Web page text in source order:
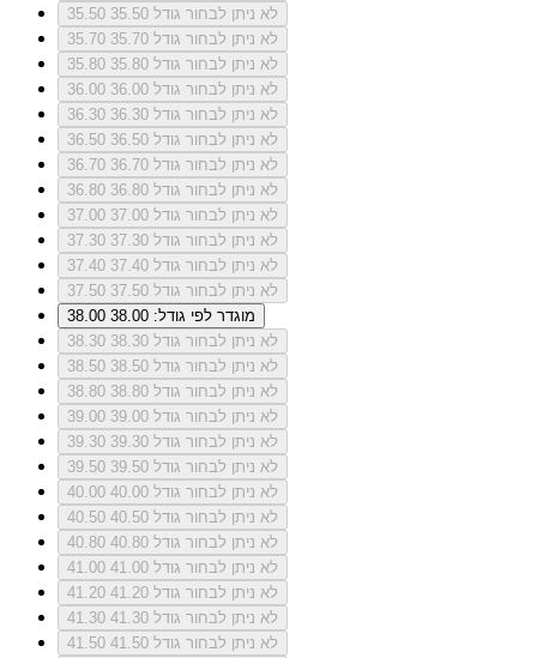
35.50
לא ניתן לבחור גודל 35.50
35.70
לא ניתן לבחור גודל 35.70
35.80
לא ניתן לבחור גודל 35.80
36.00
לא ניתן לבחור גודל 36.00
36.30
לא ניתן לבחור גודל 36.30
36.50
לא ניתן לבחור גודל 36.50
36.70
לא ניתן לבחור גודל 36.70
36.80
לא ניתן לבחור גודל 36.80
37.00
לא ניתן לבחור גודל 37.00
37.30
לא ניתן לבחור גודל 37.30
37.40
לא ניתן לבחור גודל 37.40
37.50
לא ניתן לבחור גודל 37.50
38.00
מוגדר לפי גודל: 38.00
38.30
לא ניתן לבחור גודל 38.30
38.50
לא ניתן לבחור גודל 38.50
38.80
לא ניתן לבחור גודל 38.80
39.00
לא ניתן לבחור גודל 39.00
39.30
לא ניתן לבחור גודל 39.30
39.50
לא ניתן לבחור גודל 39.50
40.00
לא ניתן לבחור גודל 40.00
40.50
לא ניתן לבחור גודל 40.50
40.80
לא ניתן לבחור גודל 40.80
41.00
לא ניתן לבחור גודל 41.00
41.20
לא ניתן לבחור גודל 41.20
41.30
לא ניתן לבחור גודל 41.30
41.50
לא ניתן לבחור גודל 41.50